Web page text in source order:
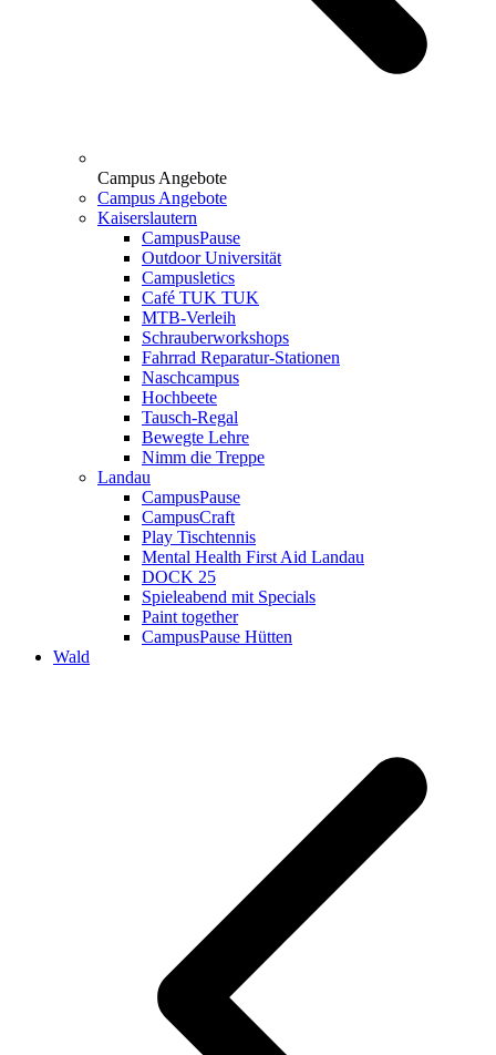
Campus Angebote
Campus Angebote
Kaiserslautern
CampusPause
Outdoor Universität
Campusletics
Café TUK TUK
MTB-Verleih
Schrauberworkshops
Fahrrad Reparatur-Stationen
Naschcampus
Hochbeete
Tausch-Regal
Bewegte Lehre
Nimm die Treppe
Landau
CampusPause
CampusCraft
Play Tischtennis
Mental Health First Aid Landau
DOCK 25
Spieleabend mit Specials
Paint together
CampusPause Hütten
Wald